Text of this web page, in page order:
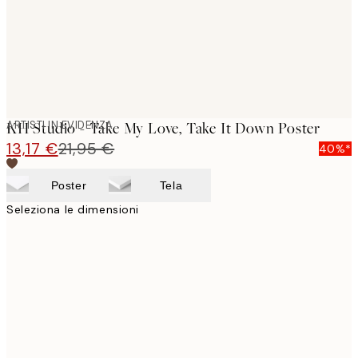
ARTISTI IN EVIDENZA
KH Studio - Take My Love, Take It Down Poster
13,17 €21,95 € 40%*
Poster Tela
Seleziona le dimensioni